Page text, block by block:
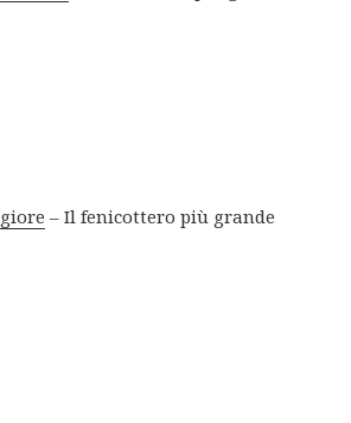
– Il fenicottero più grande